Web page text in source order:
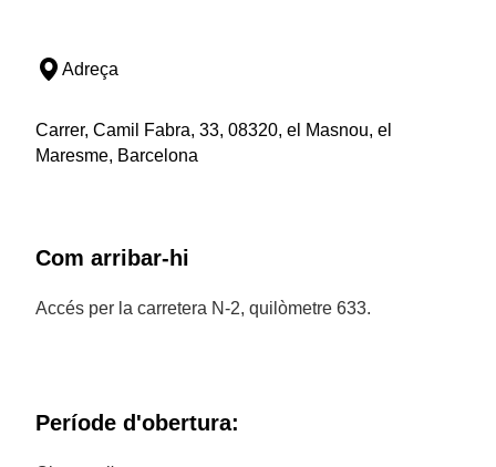
Adreça
Carrer, Camil Fabra, 33, 08320, el Masnou, el
Maresme, Barcelona
Com arribar-hi
Accés per la carretera N-2, quilòmetre 633.
Període d'obertura: